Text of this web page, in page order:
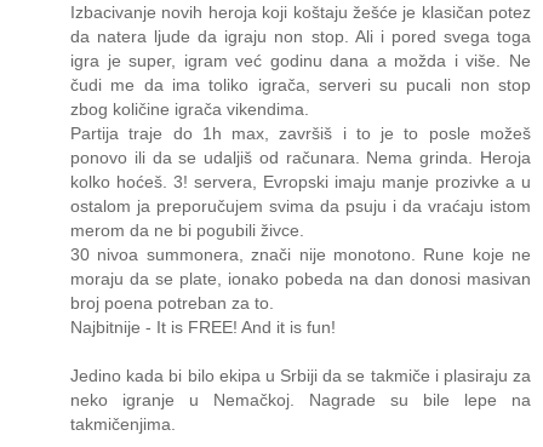
Izbacivanje novih heroja koji koštaju žešće je klasičan potez
da natera ljude da igraju non stop. Ali i pored svega toga
igra je super, igram već godinu dana a možda i više. Ne
čudi me da ima toliko igrača, serveri su pucali non stop
zbog količine igrača vikendima.
Partija traje do 1h max, završiš i to je to posle možeš
ponovo ili da se udaljiš od računara. Nema grinda. Heroja
kolko hoćeš. 3! servera, Evropski imaju manje prozivke a u
ostalom ja preporučujem svima da psuju i da vraćaju istom
merom da ne bi pogubili živce.
30 nivoa summonera, znači nije monotono. Rune koje ne
moraju da se plate, ionako pobeda na dan donosi masivan
broj poena potreban za to.
Najbitnije - It is FREE! And it is fun!
Jedino kada bi bilo ekipa u Srbiji da se takmiče i plasiraju za
neko igranje u Nemačkoj. Nagrade su bile lepe na
takmičenjima.